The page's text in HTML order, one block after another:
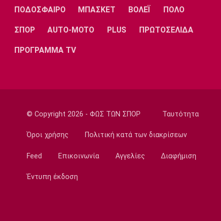
Σίτι
Γιουβέντους
Μπορούσια
Παρί Σεν
Μαρσέιγ
Μονακό
ΠΟΔΟΣΦΑΙΡΟ ΜΠΑΣΚΕΤ ΒΟΛΕΪ ΠΟΛΟ
ΣΠΟΡ AUTO-MOTO PLUS ΠΡΩΤΟΣΕΛΙΔΑ
ΠΡΟΓΡΑΜΜΑ TV
© Copyright 2026 - ΦΩΣ ΤΩΝ ΣΠΟΡ Ταυτότητα
Όροι χρήσης Πολιτική κατά των διακρίσεων
Feed Επικοινωνία Αγγελίες Διαφήμιση
Έντυπη έκδοση